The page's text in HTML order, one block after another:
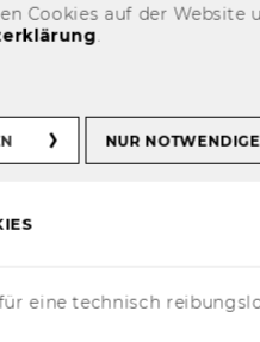
WU-Ehrungen
Cookies auf der
NUR
eine technisch